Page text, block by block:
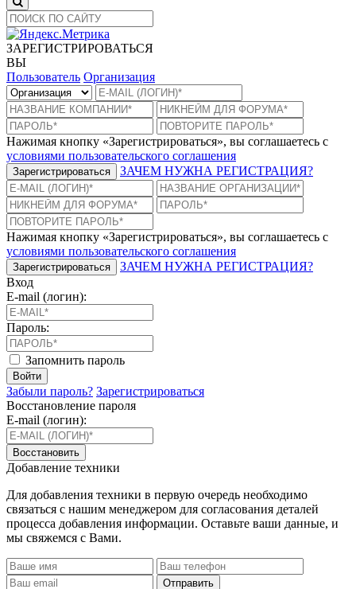
ЗАРЕГИСТРИРОВАТЬСЯ
ВЫ
Пользователь Организация
Нажимая кнопку «Зарегистрироваться», вы соглашаетесь с
условиями пользовательского соглашения
Зарегистрироваться ЗАЧЕМ НУЖНА РЕГИСТРАЦИЯ?
Нажимая кнопку «Зарегистрироваться», вы соглашаетесь с
условиями пользовательского соглашения
Зарегистрироваться
ЗАЧЕМ НУЖНА РЕГИСТРАЦИЯ?
Вход
E-mail (логин):
Пароль:
Запомнить пароль
Войти
Забыли пароль? Зарегистрироваться
Восстановление пароля
E-mail (логин):
Восстановить
Добавление техники
Для добавления техники в первую очередь необходимо
связаться с нашим менеджером для согласования деталей
процесса добавления информации. Оставьте ваши данные, и
мы свяжемся с Вами.